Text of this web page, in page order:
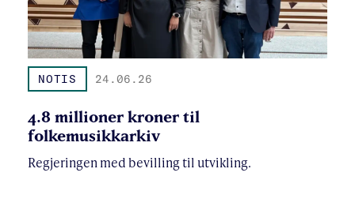
NOTIS 24.06.26
4.8 millioner kroner til
folkemusikkarkiv
Regjeringen med bevilling til utvikling.